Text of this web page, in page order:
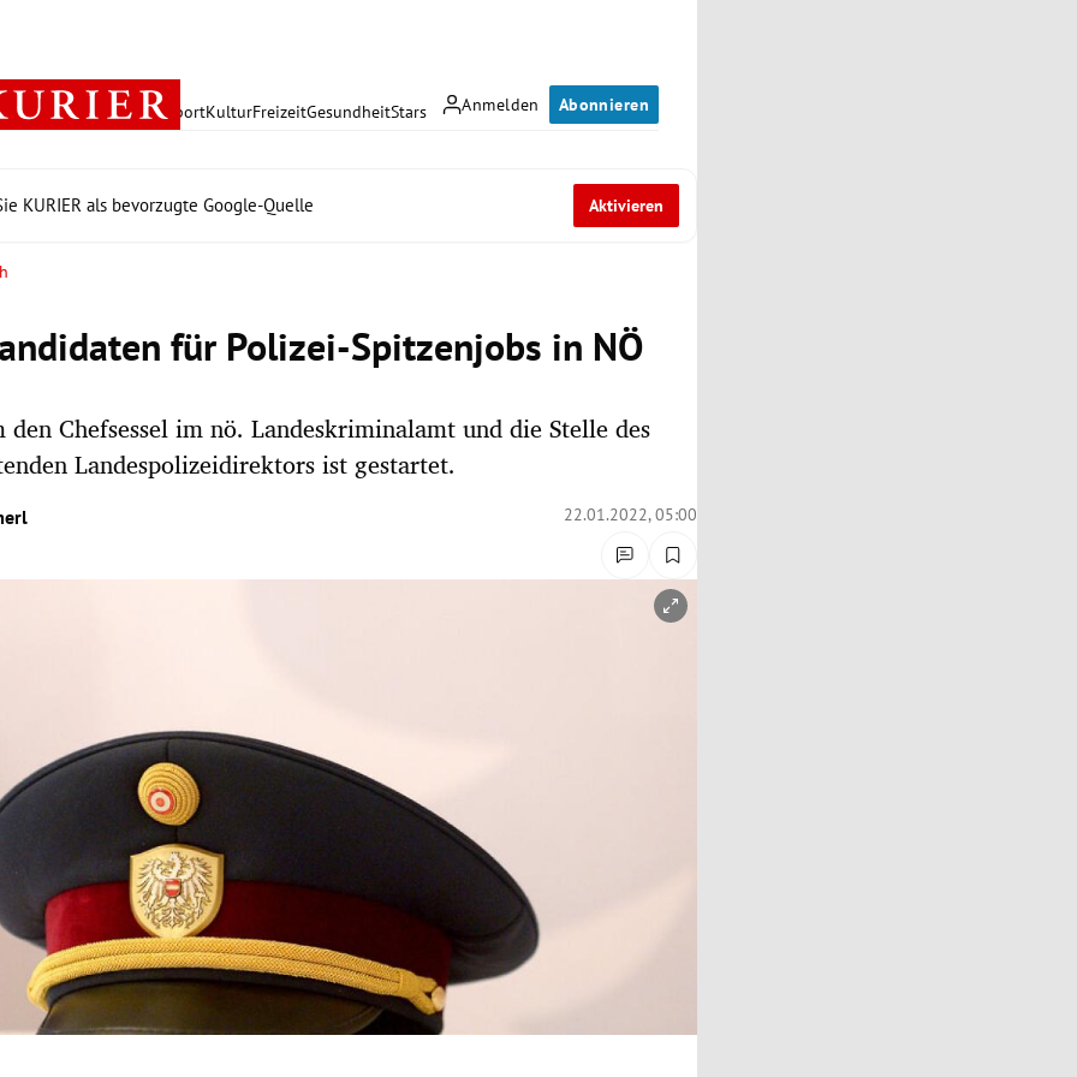
Anmelden Abonnieren
PolitikWirtschaft SportKulturFreizeitGesundheitStars
KURIER als bevorzugte Google-Quelle Aktivieren
für Polizei-Spitzenjobs in NÖ
den Chefsessel im nö. Landeskriminalamt und die Stelle des
Landespolizeidirektors ist gestartet.
22.01.2022, 05:00
öffnen/schließen